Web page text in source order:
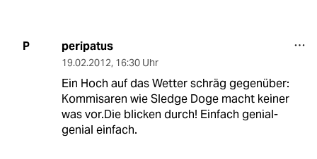
P peripatus
19.02.2012, 16:30 Uhr
Ein Hoch auf das Wetter schräg gegenüber:
Kommisaren wie Sledge Doge macht keiner
was vor.Die blicken durch! Einfach genial-
genial einfach.